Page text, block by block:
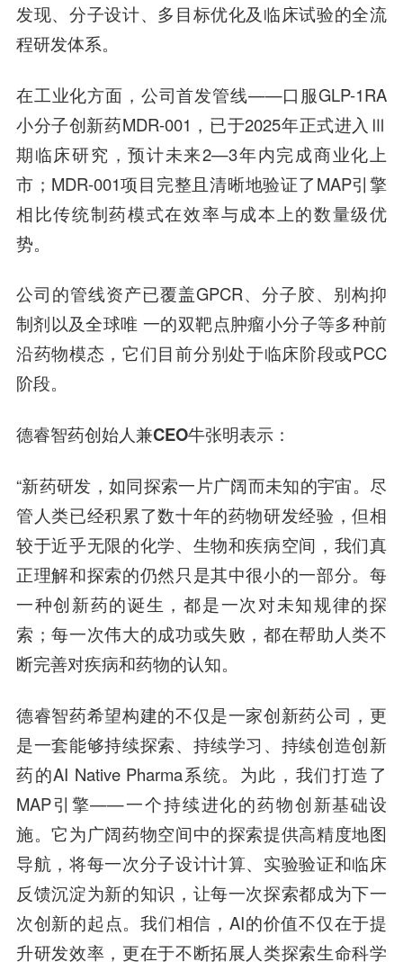
发现、分子设计、多目标优化及临床试验的全流
程研发体系。
在工业化方面，公司首发管线——口服GLP-1RA
小分子创新药MDR-001，已于2025年正式进入Ⅲ
期临床研究，预计未来2—3年内完成商业化上
市；MDR-001项目完整且清晰地验证了MAP引擎
相比传统制药模式在效率与成本上的数量级优
势。
公司的管线资产已覆盖GPCR、分子胶、别构抑
制剂以及全球唯 一的双靶点肿瘤小分子等多种前
沿药物模态，它们目前分别处于临床阶段或PCC
阶段。
德睿智药创始人兼CEO牛张明表示：
“新药研发，如同探索一片广阔而未知的宇宙。尽
管人类已经积累了数十年的药物研发经验，但相
较于近乎无限的化学、生物和疾病空间，我们真
正理解和探索的仍然只是其中很小的一部分。每
一种创新药的诞生，都是一次对未知规律的探
索；每一次伟大的成功或失败，都在帮助人类不
断完善对疾病和药物的认知。
德睿智药希望构建的不仅是一家创新药公司，更
是一套能够持续探索、持续学习、持续创造创新
药的AI Native Pharma系统。为此，我们打造了
MAP引擎——一个持续进化的药物创新基础设
施。它为广阔药物空间中的探索提供高精度地图
导航，将每一次分子设计计算、实验验证和临床
反馈沉淀为新的知识，让每一次探索都成为下一
次创新的起点。我们相信，AI的价值不仅在于提
升研发效率，更在于不断拓展人类探索生命科学